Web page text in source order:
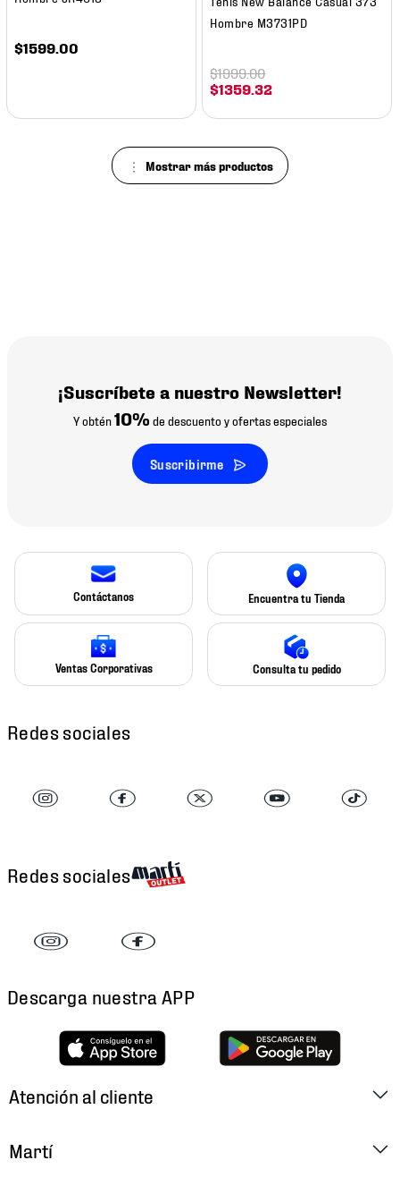
$1599 .00
Hombre M3731PD
$1359 .32
$1999.00
¡Suscríbete a nuestro Newsletter!
Y obtén10% de descuento y ofertas especiales
Suscribirme
Contáctanos Encuentra tu Tienda
Ventas Corporativas Consulta tu pedido
Redes sociales
Redes sociales
Descarga nuestra APP
Atención al cliente
Martí